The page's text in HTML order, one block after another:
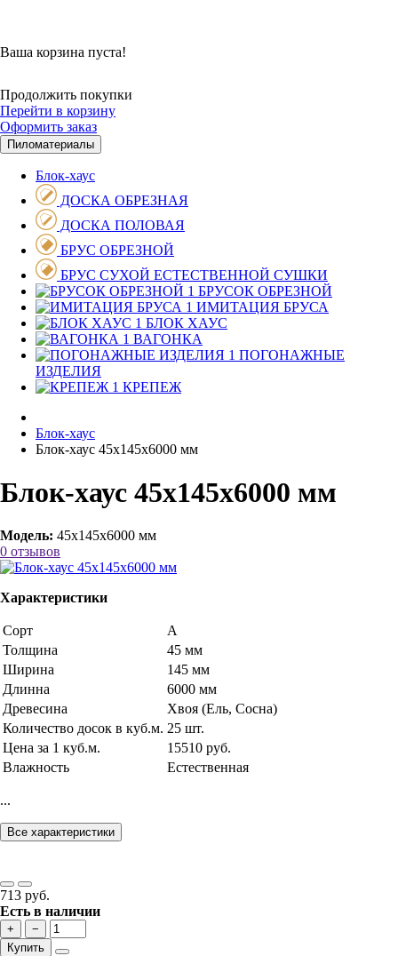
Ваша корзина пуста!
Продолжить покупки
Перейти в корзину
Оформить заказ
Пиломатериалы
Блок-хаус
ДОСКА ОБРЕЗНАЯ
ДОСКА ПОЛОВАЯ
БРУС ОБРЕЗНОЙ
БРУС СУХОЙ ЕСТЕСТВЕННОЙ СУШКИ
БРУСОК ОБРЕЗНОЙ
ИМИТАЦИЯ БРУСА
БЛОК ХАУС
ВАГОНКА
ПОГОНАЖНЫЕ
ИЗДЕЛИЯ
КРЕПЕЖ
Блок-хаус
Блок-хаус 45х145х6000 мм
Блок-хаус 45х145х6000 мм
Модель: 45х145х6000 мм
0 отзывов
Характеристики
Сорт
А
Толщина
45 мм
Ширина
145 мм
Длинна
6000 мм
Древесина
Хвоя (Ель, Сосна)
Количество досок в куб.м. 25 шт.
Цена за 1 куб.м.
15510 руб.
Влажность
Естественная
...
Все характеристики
713 руб.
Есть в наличии
+
−
Купить